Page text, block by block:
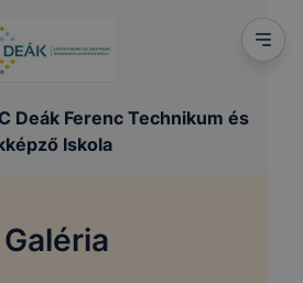
Deák Ferenc Technikum és
Iskola
Galéria